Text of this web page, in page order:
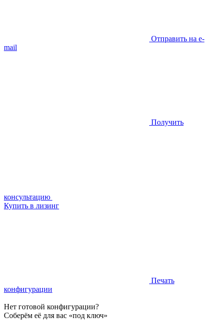
Отправить на e-
mail
Получить
консультацию
Купить в лизинг
Печать
конфигурации
Нет готовой конфигурации?
Соберём её для вас «под ключ»